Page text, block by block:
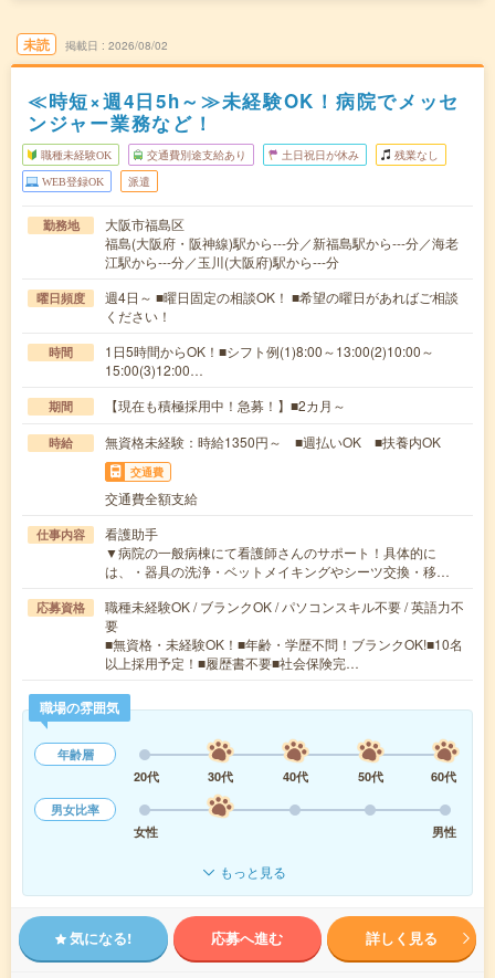
未読 掲載日 2026/08/02
≪時短×週4日5h～≫未経験OK！病院でメッセ
ンジャー業務など！
職種未経験OK 交通費別途支給あり 土日祝日が休み 残業なし
WEB登録OK 派遣
勤務地
大阪市福島区
福島(大阪府・阪神線)駅から---分／新福島駅から---分／海老
江駅から---分／玉川(大阪府)駅から---分
曜日頻度
週4日～ ■曜日固定の相談OK！ ■希望の曜日があればご相談
ください！
時間
1日5時間からOK！■シフト例(1)8:00～13:00(2)10:00～
15:00(3)12:00…
期間 【現在も積極採用中！急募！】■2カ月～
時給 無資格未経験：時給1350円～ ■週払いOK ■扶養内OK
交通費
交通費全額支給
仕事内容
看護助手
▼病院の一般病棟にて看護師さんのサポート！具体的に
は、・器具の洗浄・ベットメイキングやシーツ交換・移…
応募資格
職種未経験OK / ブランクOK / パソコンスキル不要 / 英語力不
要
■無資格・未経験OK！■年齢・学歴不問！ブランクOK!■10名
以上採用予定！■履歴書不要■社会保険完…
職場の雰囲気
年齢層
20代
30代 40代 50代
60代
男女比率
女性
男性
もっと見る
気になる! 応募へ進む 詳しく見る